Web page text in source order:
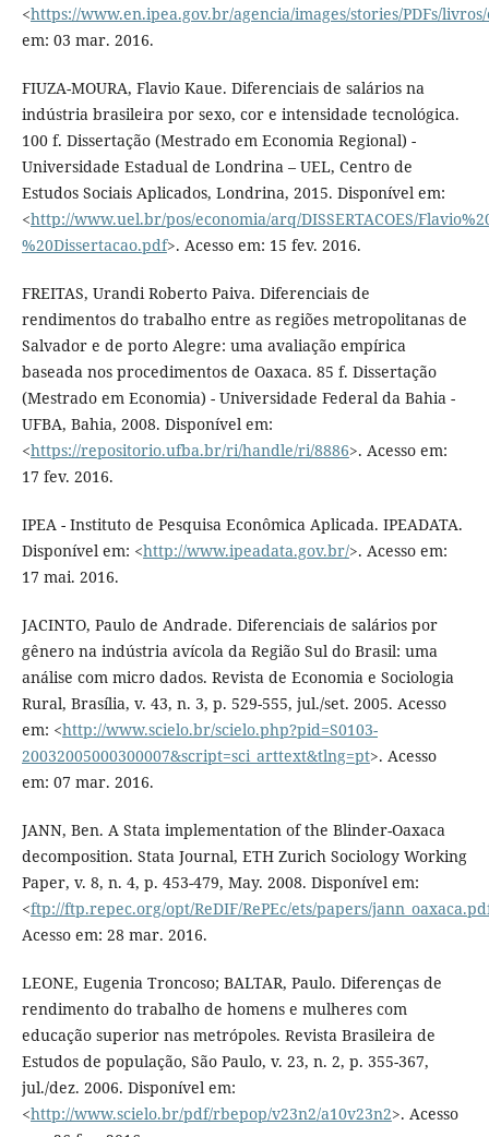
<https://www.en.ipea.gov.br/agencia/images/stories/PDFs/
em: 03 mar. 2016.
FIUZA-MOURA, Flavio Kaue. Diferenciais de salários na
indústria brasileira por sexo, cor e intensidade tecnológica.
100 f. Dissertação (Mestrado em Economia Regional) -
Universidade Estadual de Londrina – UEL, Centro de
Estudos Sociais Aplicados, Londrina, 2015. Disponível em:
<http://www.uel.br/pos/economia/arq/DISSERTACOES/
%20Dissertacao.pdf>. Acesso em: 15 fev. 2016.
FREITAS, Urandi Roberto Paiva. Diferenciais de
rendimentos do trabalho entre as regiões metropolitanas de
Salvador e de porto Alegre: uma avaliação empírica
baseada nos procedimentos de Oaxaca. 85 f. Dissertação
(Mestrado em Economia) - Universidade Federal da Bahia -
UFBA, Bahia, 2008. Disponível em:
<https://repositorio.ufba.br/ri/handle/ri/8886>. Acesso em:
17 fev. 2016.
IPEA - Instituto de Pesquisa Econômica Aplicada. IPEADATA.
Disponível em: <http://www.ipeadata.gov.br/>. Acesso em:
17 mai. 2016.
JACINTO, Paulo de Andrade. Diferenciais de salários por
gênero na indústria avícola da Região Sul do Brasil: uma
análise com micro dados. Revista de Economia e Sociologia
Rural, Brasília, v. 43, n. 3, p. 529-555, jul./set. 2005. Acesso
em: <http://www.scielo.br/scielo.php?pid=S0103-
20032005000300007&script=sci_arttext&tlng=pt>. Acesso
em: 07 mar. 2016.
JANN, Ben. A Stata implementation of the Blinder-Oaxaca
decomposition. Stata Journal, ETH Zurich Sociology Working
Paper, v. 8, n. 4, p. 453-479, May. 2008. Disponível em:
<ftp://ftp.repec.org/opt/ReDIF/RePEc/ets/papers/
Acesso em: 28 mar. 2016.
LEONE, Eugenia Troncoso; BALTAR, Paulo. Diferenças de
rendimento do trabalho de homens e mulheres com
educação superior nas metrópoles. Revista Brasileira de
Estudos de população, São Paulo, v. 23, n. 2, p. 355-367,
jul./dez. 2006. Disponível em:
<http://www.scielo.br/pdf/rbepop/v23n2/a10v23n2>. Acesso